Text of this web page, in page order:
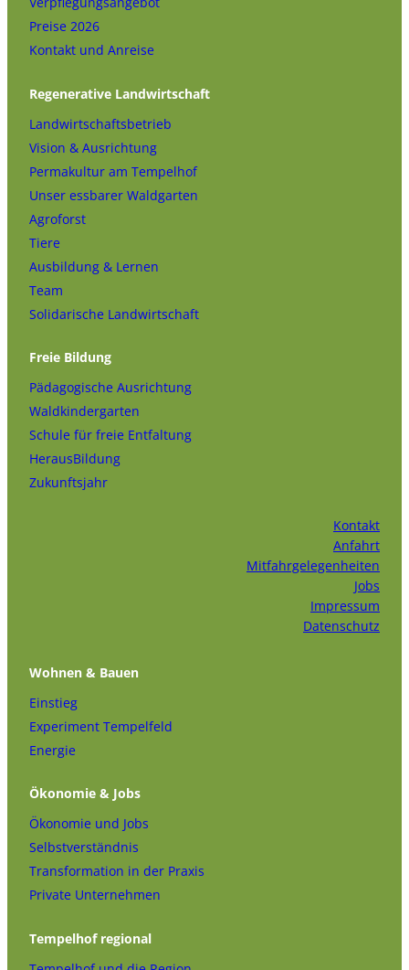
Preise 2026
Kontakt und Anreise
Regenerative Landwirtschaft
Landwirtschaftsbetrieb
Vision & Ausrichtung
Permakultur am Tempelhof
Unser essbarer Waldgarten
Agroforst
Tiere
Ausbildung & Lernen
Team
Solidarische Landwirtschaft
Freie Bildung
Pädagogische Ausrichtung
Waldkindergarten
Schule für freie Entfaltung
HerausBildung
Zukunftsjahr
Kontakt
Anfahrt
Mitfahrgelegenheiten
Jobs
Impressum
Datenschutz
Wohnen & Bauen
Einstieg
Experiment Tempelfeld
Energie
Ökonomie & Jobs
Ökonomie und Jobs
Selbstverständnis
Transformation in der Praxis
Private Unternehmen
Tempelhof regional